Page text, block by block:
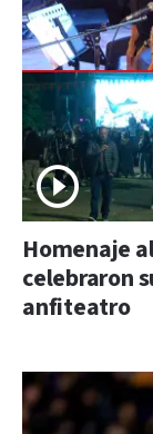
Homenaje
celebraron
anfiteatro